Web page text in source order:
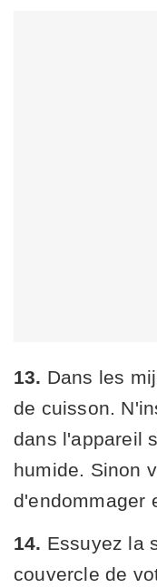
13. Dans les
de cuisson.
dans l'appareil
humide. Sinon
d'endommager
14. Essuyez la
couvercle de